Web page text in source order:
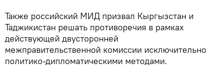
Также российский МИД призвал Кыргызстан и
Таджикистан решать противоречия в рамках
действующей двусторонней
межправительственной комиссии исключительно
политико-дипломатическими методами.